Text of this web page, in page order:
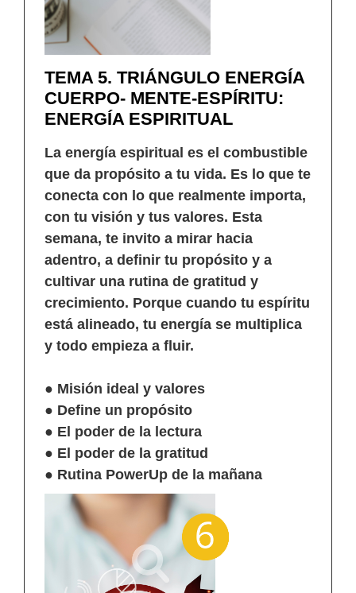
TEMA 5. TRIÁNGULO ENERGÍA
CUERPO- MENTE-ESPÍRITU:
ENERGÍA ESPIRITUAL
La energía espiritual es el combustible
que da propósito a tu vida. Es lo que te
conecta con lo que realmente importa,
con tu visión y tus valores. Esta
semana, te invito a mirar hacia
adentro, a definir tu propósito y a
cultivar una rutina de gratitud y
crecimiento. Porque cuando tu espíritu
está alineado, tu energía se multiplica
y todo empieza a fluir.
● Misión ideal y valores
● Define un propósito
● El poder de la lectura
● El poder de la gratitud
● Rutina PowerUp de la mañana